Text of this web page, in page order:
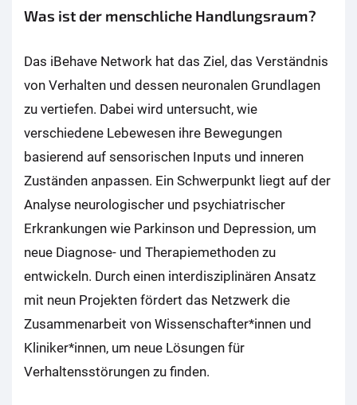
Was ist der menschliche Handlungsraum?
Das iBehave Network hat das Ziel, das Verständnis
von Verhalten und dessen neuronalen Grundlagen
zu vertiefen. Dabei wird untersucht, wie
verschiedene Lebewesen ihre Bewegungen
basierend auf sensorischen Inputs und inneren
Zuständen anpassen. Ein Schwerpunkt liegt auf der
Analyse neurologischer und psychiatrischer
Erkrankungen wie Parkinson und Depression, um
neue Diagnose- und Therapiemethoden zu
entwickeln. Durch einen interdisziplinären Ansatz
mit neun Projekten fördert das Netzwerk die
Zusammenarbeit von Wissenschafter*innen und
Kliniker*innen, um neue Lösungen für
Verhaltensstörungen zu finden.